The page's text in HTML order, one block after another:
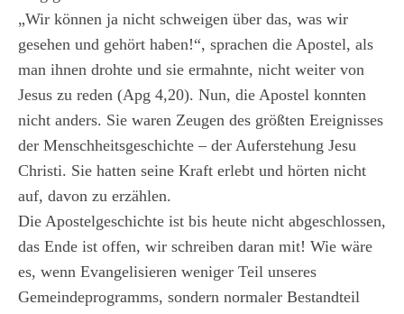
„Wir können ja nicht schweigen über das, was wir
gesehen und gehört haben!“, sprachen die Apostel, als
man ihnen drohte und sie ermahnte, nicht weiter von
Jesus zu reden (Apg 4,20). Nun, die Apostel konnten
nicht anders. Sie waren Zeugen des größten Ereignisses
der Menschheitsgeschichte – der Auferstehung Jesu
Christi. Sie hatten seine Kraft erlebt und hörten nicht
auf, davon zu erzählen.
Die Apostelgeschichte ist bis heute nicht abgeschlossen,
das Ende ist offen, wir schreiben daran mit! Wie wäre
es, wenn Evangelisieren weniger Teil unseres
Gemeindeprogramms, sondern normaler Bestandteil